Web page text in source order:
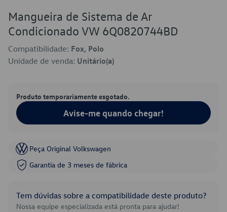
Mangueira de Sistema de Ar
Condicionado VW 6Q0820744BD
Compatibilidade: Fox, Polo
Unidade de venda: Unitário(a)
Produto temporariamente esgotado.
Avise-me quando chegar!
Peça Original Volkswagen
Garantia de 3 meses de fábrica
Tem dúvidas sobre a compatibilidade deste produto?
Nossa equipe especializada está pronta para ajudar!